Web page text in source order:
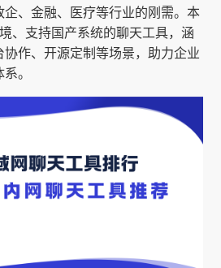
企、金融、医疗等行业的刚需。本
、支持国产系统的聊天工具，涵
作、开源定制等场景，助力企业
。